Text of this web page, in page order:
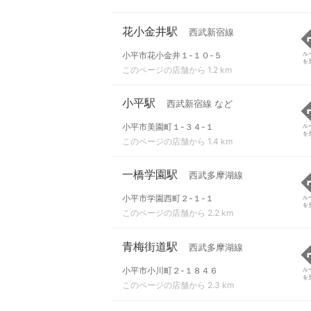
花小金井駅 西武新宿線
小平市花小金井１-１０-５
このページの店舗から 1.2 km
ル
を
小平駅 西武新宿線 など
小平市美園町１-３４-１
このページの店舗から 1.4 km
ル
を
一橋学園駅 西武多摩湖線
小平市学園西町２-１-１
このページの店舗から 2.2 km
ル
を
青梅街道駅 西武多摩湖線
小平市小川町２-１８４６
このページの店舗から 2.3 km
ル
を